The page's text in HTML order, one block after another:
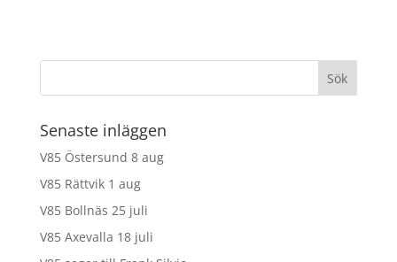
Senaste inläggen
V85 Östersund 8 aug
V85 Rättvik 1 aug
V85 Bollnäs 25 juli
V85 Axevalla 18 juli